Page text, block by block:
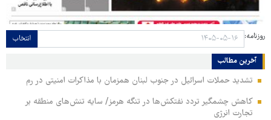
روزنامه: انتخاب
آخرین مطالب
تشدید حملات اسرائیل در جنوب لبنان همزمان با مذاکرات امنیتی در رم
کاهش چشمگیر تردد نفتکش‌ها در تنگه هرمز/ سایه تنش‌های منطقه بر
تجارت انرژی